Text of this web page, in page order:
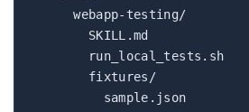
      webapp-testing/